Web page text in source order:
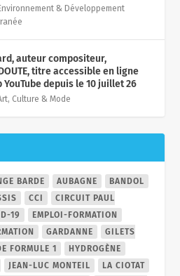
& Développement
auteur compositeur,
titre accessible en ligne
depuis le 10 juillet 26
Culture & Mode
BARDE AUBAGNE
BANDOL
CCI
CIRCUIT PAUL
19
EMPLOI-FORMATION
GARDANNE
GILETS
FORMULE 1
HYDROGÈNE
JEAN-LUC MONTEIL
LA CIOTAT